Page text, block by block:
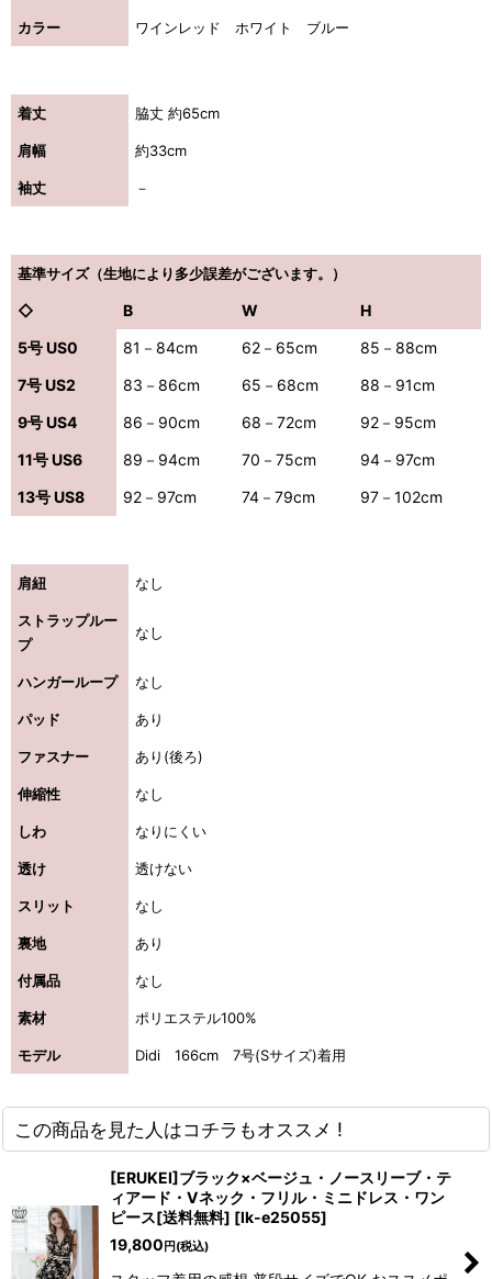
カラー ワインレッド ホワイト ブルー
着丈 脇丈 約65cm
肩幅 約33cm
袖丈 －
基準サイズ（生地により多少誤差がございます。）
◇ B W
H
5号 US0
81－84cm 62－65cm
85－88cm
7号 US2
83－86cm 65－68cm
88－91cm
9号 US4
86－90cm 68－72cm
92－95cm
11号 US6
89－94cm 70－75cm
94－97cm
13号 US8
92－97cm 74－79cm 97－102cm
肩紐 なし
ストラップルー
プ
なし
ハンガーループ なし
パッド あり
ファスナー あり(後ろ)
伸縮性 なし
しわ なりにくい
透け 透けない
スリット なし
裏地 あり
付属品 なし
素材 ポリエステル100%
モデル Didi 166cm 7号(Sサイズ)着用
この商品を見た人はコチラもオススメ !
[ERUKEI]ブラック×ベージュ・ノースリーブ・テ
ィアード・Vネック・フリル・ミニドレス・ワン
ピース[送料無料] [lk-e25055]
19,800 円 (税込)